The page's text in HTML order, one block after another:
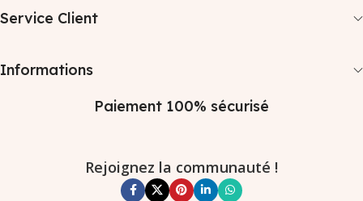
Service Client
Informations
Paiement 100% sécurisé
Rejoignez la communauté !